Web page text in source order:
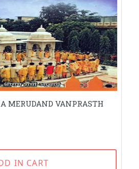
MERUDAND VANPRASTH
IN CART